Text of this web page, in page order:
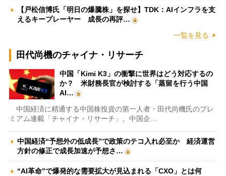
【戸松信博氏「明日の爆騰株」を探せ】TDK：AIインフラを支
えるキープレーヤー 成長の再評…
一覧を見る
田代尚機のチャイナ・リサーチ
中国「Kimi K3」の衝撃に世界はどう対応するの
か？ 米財務長官が検討する「蒸留を行う中国
AI…
中国経済に精通する中国株投資の第一人者・田代尚機氏のプレ
ミアム連載「チャイナ・リサーチ」。中国企…
中国経済“予想外の低成長”で政策のテコ入れ必至か 経済運営
方針の修正で成長加速が予想さ…
“AI革命”で爆発的な需要拡大が見込まれる「CXO」とは何